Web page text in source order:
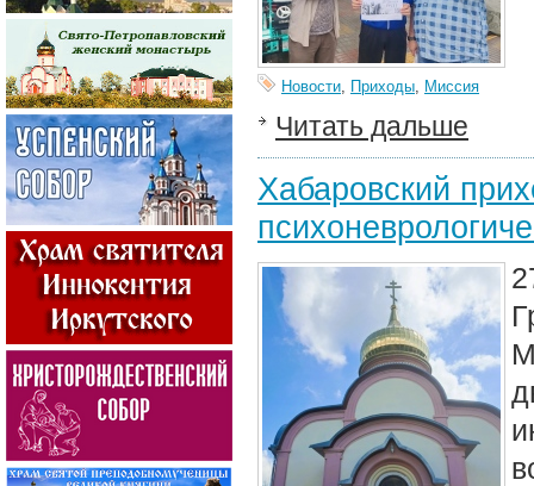
Новости, Приходы, Миссия
Читать дальше
Хабаровский